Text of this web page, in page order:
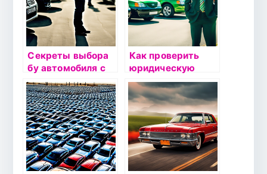
Секреты выбора
бу автомобиля с
дизельным
двигателем: на
что обратить
внимание
Как проверить
юридическую
чистоту
подержанного
автомобиля перед
покупкой